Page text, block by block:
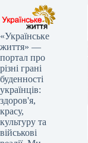
«Українське
життя» —
портал про
різні грані
буденності
українців:
здоров'я,
красу,
культуру та
військові